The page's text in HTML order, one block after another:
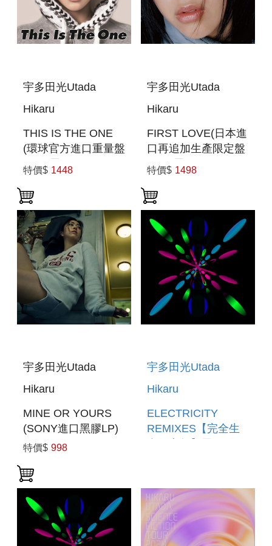
宇多田光Utada
Hikaru
THIS IS THE ONE
(環球官方進口重量盤
180G黑膠LP) (預購
至6/12 12:00止)
特價$ 1448
宇多田光Utada
Hikaru
FIRST LOVE(日本進
口再追加生產限定盤
180G黑膠2LP)
特價$ 1498
宇多田光Utada
Hikaru
MINE OR YOURS
(SONY進口黑膠LP)
特價$ 998
宇多田光Utada
Hikaru
ELECTRICITY
REMIXES【完全生
EDITION VINYL]